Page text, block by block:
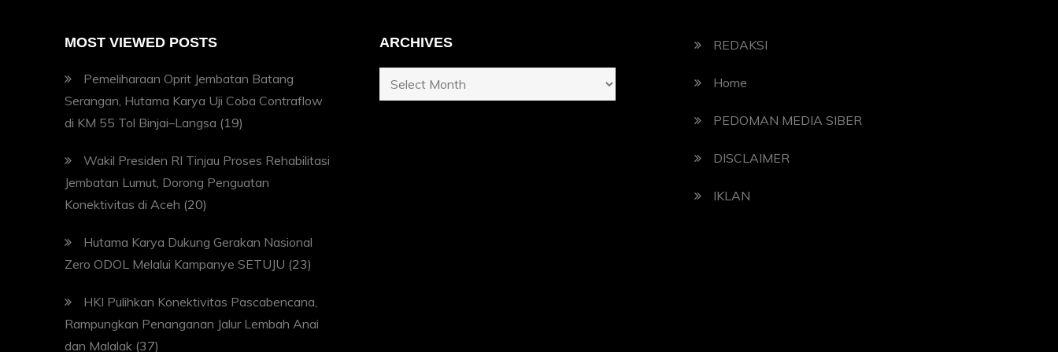
MOST VIEWED POSTS
Pemeliharaan Oprit Jembatan Batang
Serangan, Hutama Karya Uji Coba Contraflow
di KM 55 Tol Binjai–Langsa (19)
Wakil Presiden RI Tinjau Proses Rehabilitasi
Jembatan Lumut, Dorong Penguatan
Konektivitas di Aceh (20)
Hutama Karya Dukung Gerakan Nasional
Zero ODOL Melalui Kampanye SETUJU (23)
HKI Pulihkan Konektivitas Pascabencana,
Rampungkan Penanganan Jalur Lembah Anai
dan Malalak (37)
ARCHIVES
Archives
REDAKSI
Home
PEDOMAN MEDIA SIBER
DISCLAIMER
IKLAN